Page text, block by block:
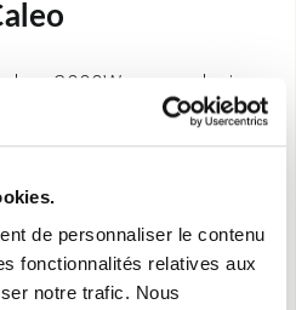
de personnaliser le contenu
fonctionnalités relatives aux
notre trafic. Nous
2000W, au design